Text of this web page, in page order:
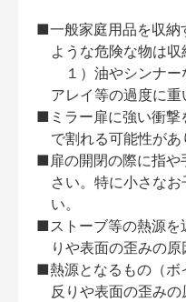
■一般家庭用品を収納
ような危険な物は収
１）油やシンナ
アレイ等の過度に
■ミラー扉に強い衝撃
で割れる可能性があ
■扉の開閉の際に指や
さい。特に小さな
い。
■ストーブ等の熱源を
りや表面の歪みの原
■熱源となるもの（ボ
反りや表面の歪み